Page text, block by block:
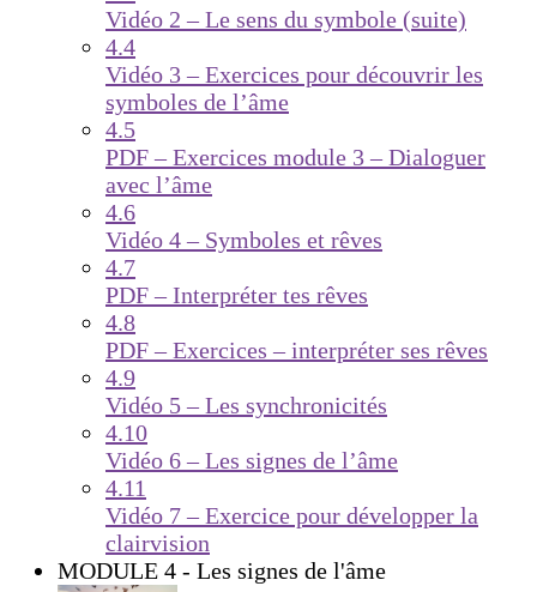
Vidéo 2 – Le sens du symbole (suite)
4.4
Vidéo 3 – Exercices pour découvrir les
symboles de l’âme
4.5
PDF – Exercices module 3 – Dialoguer
avec l’âme
4.6
Vidéo 4 – Symboles et rêves
4.7
PDF – Interpréter tes rêves
4.8
PDF – Exercices – interpréter ses rêves
4.9
Vidéo 5 – Les synchronicités
4.10
Vidéo 6 – Les signes de l’âme
4.11
Vidéo 7 – Exercice pour développer la
clairvision
MODULE 4 - Les signes de l'âme